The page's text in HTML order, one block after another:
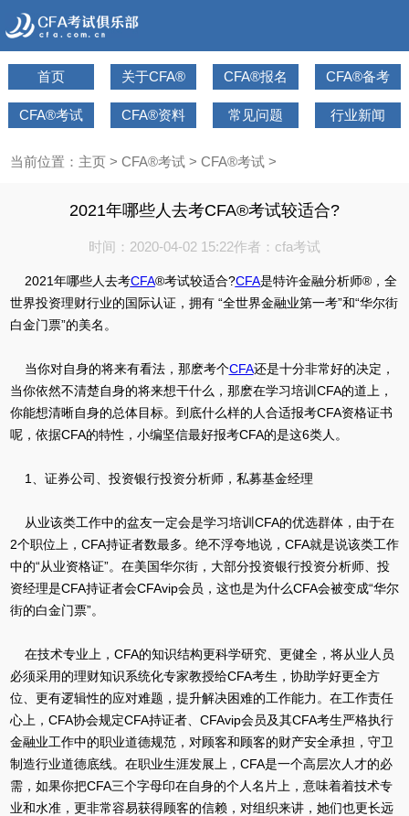
首页 关于CFA® CFA®报名 CFA®备考
CFA®考试 CFA®资料 常见问题 行业新闻
当前位置： 主页> CFA®考试> CFA®考试>
2021年哪些人去考CFA®考试较适合?
时间：2020-04-02 15:22作者：cfa考试
2021年哪些人去考CFA®考试较适合?CFA是特许金融分析师®，全
世界投资理财行业的国际认证，拥有 “全世界金融业第一考”和“华尔街
白金门票”的美名。
当你对自身的将来有看法，那麽考个CFA还是十分非常好的决定，
当你依然不清楚自身的将来想干什么，那麽在学习培训CFA的道上，
你能想清晰自身的总体目标。到底什么样的人合适报考CFA资格证书
呢，依据CFA的特性，小编坚信最好报考CFA的是这6类人。
1、证券公司、投资银行投资分析师，私募基金经理
从业该类工作中的盆友一定会是学习培训CFA的优选群体，由于在
2个职位上，CFA持证者数最多。绝不浮夸地说，CFA就是说该类工作
中的“从业资格证”。在美国华尔街，大部分投资银行投资分析师、投
资经理是CFA持证者会CFAvip会员，这也是为什么CFA会被变成“华尔
街的白金门票”。
在技术专业上，CFA的知识结构更科学研究、更健全，将从业人员
必须采用的理财知识系统化专家教授给CFA考生，协助学好更全方
位、更有逻辑性的应对难题，提升解决困难的工作能力。在工作责任
心上，CFA协会规定CFA持证者、CFAvip会员及其CFA考生严格执行
金融业工作中的职业道德规范，对顾客和顾客的财产安全承担，守卫
制造行业道德底线。在职业生涯发展上，CFA是一个高层次人才的必
需，如果你把CFA三个字母印在自身的个人名片上，意味着着技术专
业和水准，更非常容易获得顾客的信赖，对组织来讲，她们也更长远